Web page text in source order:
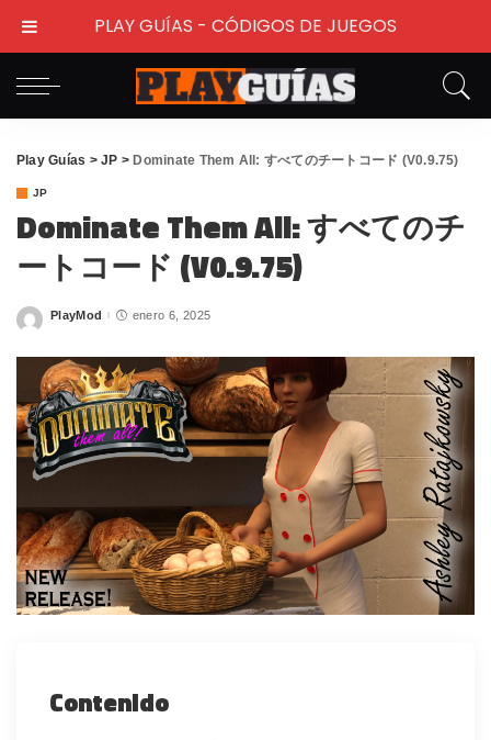
Play Guías >JP > Dominate Them All: すべてのチートコード (V0.9.75)
JP
Dominate Them All: すべてのチ
ートコード (V0.9.75)
Posted
PlayMod enero 6, 2025
Contenido
PLAY GUÍAS - CÓDIGOS DE JUEGOS